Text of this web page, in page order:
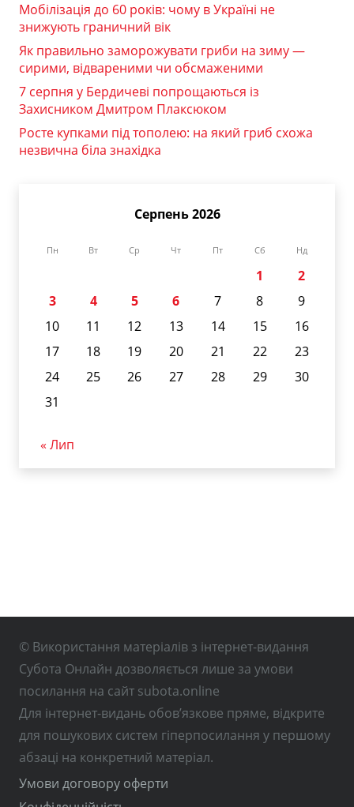
Мобілізація до 60 років: чому в Україні не
знижують граничний вік
Як правильно заморожувати гриби на зиму —
сирими, відвареними чи обсмаженими
7 серпня у Бердичеві попрощаються із
Захисником Дмитром Плаксюком
Росте купками під тополею: на який гриб схожа
незвична біла знахідка
Серпень 2026
Пн Вт Ср Чт Пт Сб Нд
1
2
3
4 5 6 7 8
9
10
11 12 13 14 15
16
17
18 19 20 21 22
23
24
25 26 27 28 29
30
31
« Лип
© Використання матеріалів з інтернет-видання
Субота Онлайн дозволяється лише за умови
посилання на сайт subota.online
Для інтернет-видань обов’язкове пряме, відкрите
для пошукових систем гіперпосилання у першому
абзаці на конкретний матеріал.
Умови договору оферти